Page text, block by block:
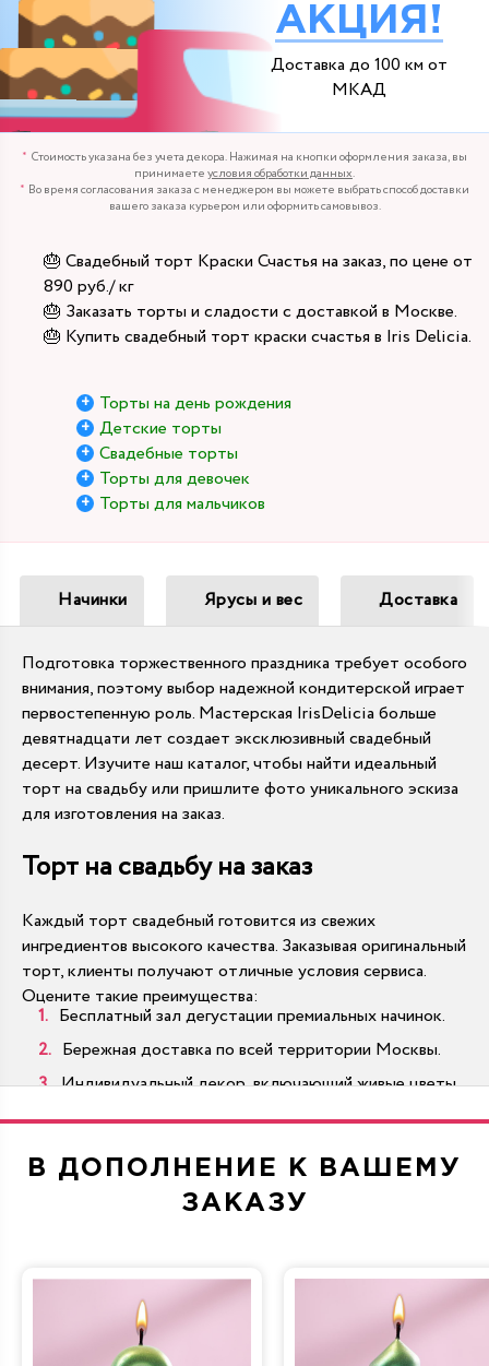
АКЦИЯ!
Доставка до 100 км от
МКАД
Стоимость указана без учета декора. Нажимая на кнопки оформления заказа, вы
принимаетеусловия обработки данных.
Во время согласования заказа с менеджером вы можете выбрать способ доставки
вашего заказа курьером или оформить самовывоз.
🎂 Свадебный торт Краски Счастья на заказ, по цене от
890 руб./ кг
🎂 Заказать торты и сладости с доставкой в Москве.
🎂 Купить свадебный торт краски счастья в Iris Delicia.
Торты на день рождения
Детские торты
Свадебные торты
Торты для девочек
Торты для мальчиков
Начинки Ярусы и вес Доставка
Подготовка торжественного праздника требует особого
внимания, поэтому выбор надежной кондитерской играет
первостепенную роль. Мастерская IrisDelicia больше
девятнадцати лет создает эксклюзивный свадебный
десерт. Изучите наш каталог, чтобы найти идеальный
торт на свадьбу или пришлите фото уникального эскиза
для изготовления на заказ.
Торт на свадьбу на заказ
Каждый торт свадебный готовится из свежих
ингредиентов высокого качества. Заказывая оригинальный
торт, клиенты получают отличные условия сервиса.
Оцените такие преимущества:
Бесплатный зал дегустации премиальных начинок.
Бережная доставка по всей территории Москвы.
Индивидуальный декор, включающий живые цветы.
Масштабы от миниатюрных десертов до тяжелых
Многоярусные варианты производятся по традиционным
стандартам на современном оборудовании.
В каталоге представлены разнообразные десерты,
которые украсят любой банкетный зал. Цены
начинаются от 990 рублей. Достаточно подобрать
В ДОПОЛНЕНИЕ К ВАШЕМУ
ЗАКАЗУ